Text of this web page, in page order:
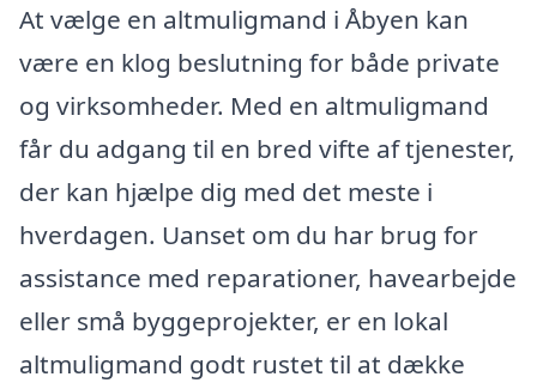
At vælge en altmuligmand i Åbyen kan
være en klog beslutning for både private
og virksomheder. Med en altmuligmand
får du adgang til en bred vifte af tjenester,
der kan hjælpe dig med det meste i
hverdagen. Uanset om du har brug for
assistance med reparationer, havearbejde
eller små byggeprojekter, er en lokal
altmuligmand godt rustet til at dække